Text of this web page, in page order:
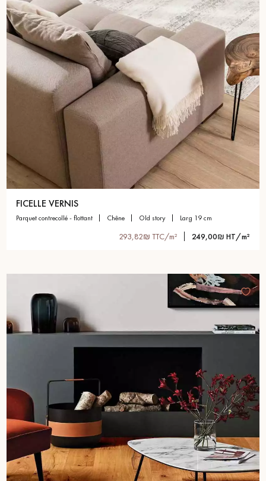
FICELLE VERNIS
parquet contrecollé - flottant chêne old story larg 19 cm
293,82₪ TTC/m² 249,00₪ HT/m²